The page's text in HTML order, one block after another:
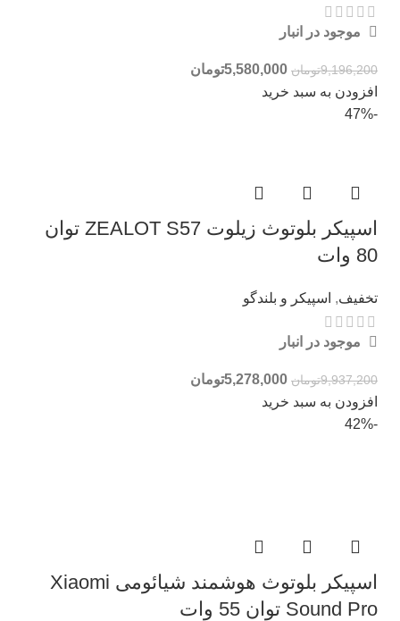
موجود در انبار
9,196,200تومان 5,580,000تومان
افزودن به سبد خرید
-47%
اسپیکر بلوتوث زیلوت ZEALOT S57 توان
80 وات
تخفیف, اسپیکر و بلندگو
موجود در انبار
9,937,200تومان 5,278,000تومان
افزودن به سبد خرید
-42%
اسپیکر بلوتوث هوشمند شیائومی Xiaomi
Sound Pro توان 55 وات